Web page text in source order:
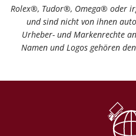
Rolex®️, Tudor®️, Omega®️ oder
und sind nicht von ihnen
Urheber- und Markenrechte
Namen und Logos gehören